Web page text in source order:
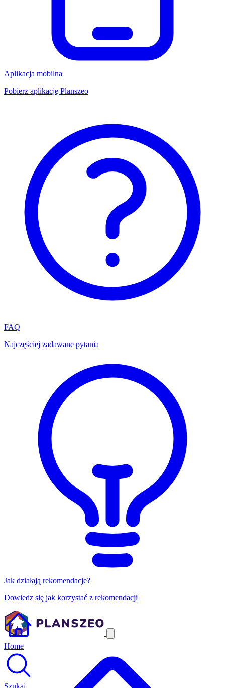
Aplikacja mobilna
Pobierz aplikację Planszeo
FAQ
Najczęściej zadawane pytania
Jak działają rekomendacje?
Dowiedz się jak korzystać z rekomendacji
Home
Szukaj